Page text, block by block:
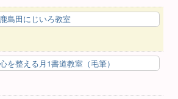
島田にじいろ教室
を整える月1書道教室（毛筆）